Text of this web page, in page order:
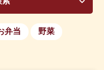
弁当 野菜